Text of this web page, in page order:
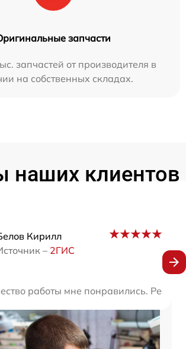
запчасти
запчастей от производителя в
на собственных складах.
наших клиентов
Кирилл
– 2ГИС
работы мне понравились.
мастера